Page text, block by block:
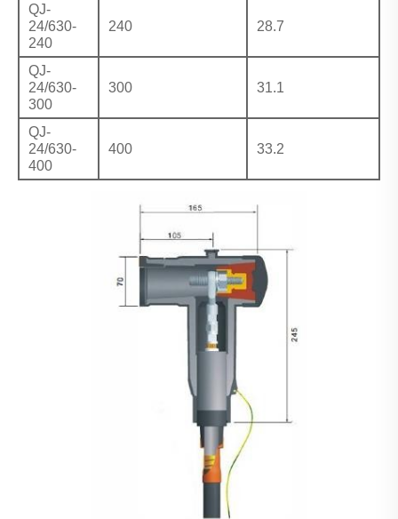
QJ-
24/630-
240
240 28.7
QJ-
24/630-
300
300 31.1
QJ-
24/630-
400
400 33.2